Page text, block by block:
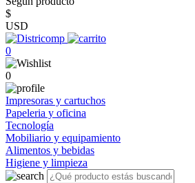
$
USD
0
0
Impresoras y cartuchos
Papeleria y oficina
Tecnología
Mobiliario y equipamiento
Alimentos y bebidas
Higiene y limpieza